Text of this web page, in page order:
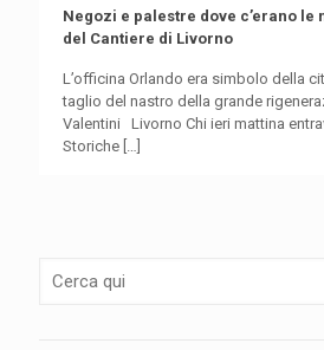
Negozi e palestre dove c’erano le
del Cantiere di Livorno
L’officina Orlando era simbolo della
taglio del nastro della grande
Valentini Livorno Chi ieri mattina
Storiche […]